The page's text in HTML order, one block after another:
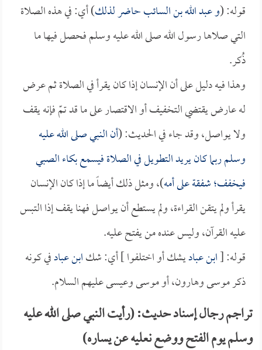
قوله: (وعبد الله بن السائبحاضر لذلك) أي: في هذه الصلاة
التي صلاها رسول الله صلى الله عليه وسلم فحصل فيها ما
ذُكر.
وهذا فيه دليل على أن الإنسان إذا كان يقرأ في الصلاة ثم عرض
له عارض يقتضي التخفيف أو الاقتصار على ما قد تمّ فإنه يقف
ولا يواصل، وقد جاء في الحديث: (أن النبي صلى الله عليه
وسلم ربما كان يريد التطويل في الصلاة فيسمع بكاء الصبي
فيخفف؛ شفقة على أمه)، ومثل ذلك أيضاً ما إذا كان الإنسان
يقرأ ولم يتقن القراءة، ولم يستطع أن يواصل فهنا يقف إذا التبس
عليه القرآن، وليس عنده من يفتح عليه.
قوله: [ابن عباديشك أو اختلفوا ] أي: شكابن عبادفي كونه
ذكر موسى وهارون، أو موسى وعيسى عليهم السلام.
تراجم رجال إسناد حديث: (رأيت النبي صلى الله عليه
وسلم يوم الفتح ووضع نعليه عن يساره)